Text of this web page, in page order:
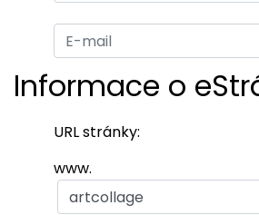
Informace o
URL stránky:
www.